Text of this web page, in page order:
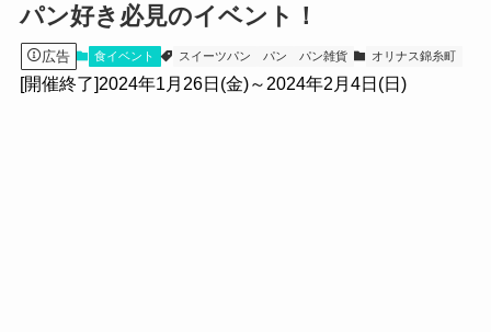
パン好き必見のイベント！
広告 食イベント スイーツパン パン パン雑貨 オリナス錦糸町
[開催終了]2024年1月26日(金)～2024年2月4日(日)